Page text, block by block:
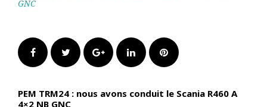
GNC
FacebookTwitter Google+LinkedInPinterest
PEM TRM24 : nous avons conduit le Scania R460 A
4×2 NB GNC